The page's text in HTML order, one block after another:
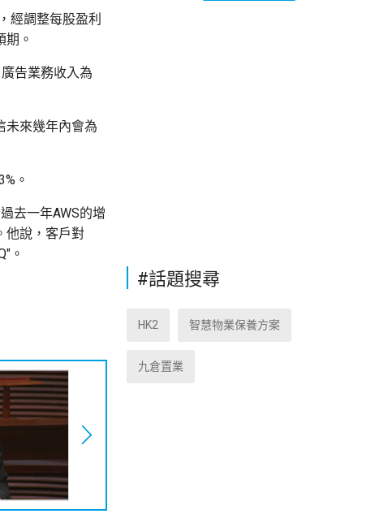
經調整每股盈利
。
告業務收入為
未來幾年內會為
。
去一年AWS的增
他說，客戶對
。
#話題搜尋
HK2 智慧物業保養方案
九倉置業